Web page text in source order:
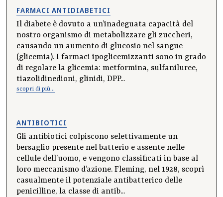
FARMACI ANTIDIABETICI
Il diabete è dovuto a un’inadeguata capacità del
nostro organismo di metabolizzare gli zuccheri,
causando un aumento di glucosio nel sangue
(glicemia). I farmaci ipoglicemizzanti sono in grado
di regolare la glicemia: metformina, sulfaniluree,
tiazolidinedioni, glinidi, DPP...
scopri di più...
ANTIBIOTICI
Gli antibiotici colpiscono selettivamente un
bersaglio presente nel batterio e assente nelle
cellule dell’uomo, e vengono classificati in base al
loro meccanismo d’azione. Fleming, nel 1928, scoprì
casualmente il potenziale antibatterico delle
penicilline, la classe di antib...